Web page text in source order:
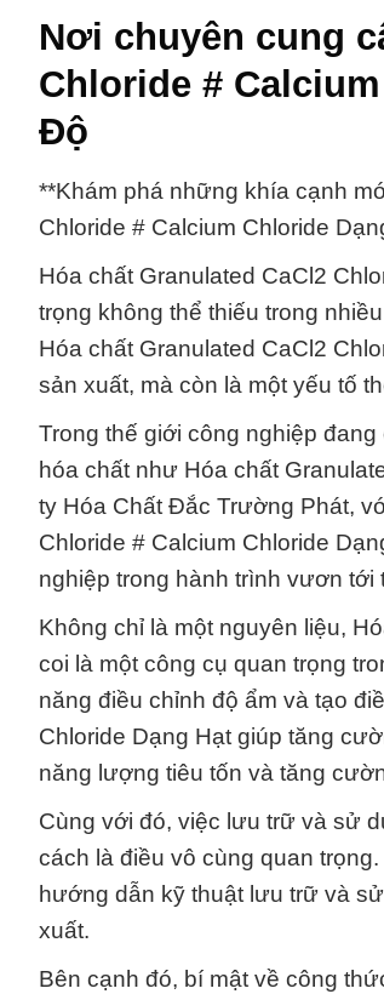
Nơi chuyên cung
Chloride #
Độ
**Khám phá những khía cạnh
Chloride # Calcium Chloride
Hóa chất Granulated CaCl2
trọng không thể thiếu trong
Hóa chất Granulated CaCl2
sản xuất, mà còn là một yếu tố
Trong thế giới công nghiệp
hóa chất như Hóa chất
ty Hóa Chất Đắc Trường Phát,
Chloride # Calcium Chloride
nghiệp trong hành trình vươn tới
Không chỉ là một nguyên liệu,
coi là một công cụ quan trọng
năng điều chỉnh độ ẩm và tạo
Chloride Dạng Hạt giúp tăng
năng lượng tiêu tốn và tăng
Cùng với đó, việc lưu trữ và sử
cách là điều vô cùng quan
hướng dẫn kỹ thuật lưu trữ và
xuất.
Bên cạnh đó, bí mật về công